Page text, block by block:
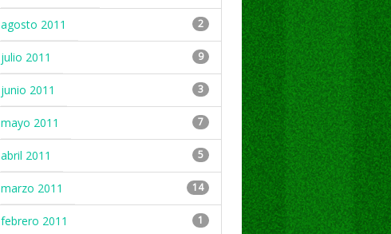
agosto 2011 2
julio 2011 9
junio 2011 3
mayo 2011 7
abril 2011 5
marzo 2011 14
febrero 2011 1